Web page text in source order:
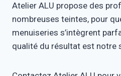
Atelier ALU propose des
nombreuses teintes, pour
menuiseries s’intègrent
qualité du résultat est notre